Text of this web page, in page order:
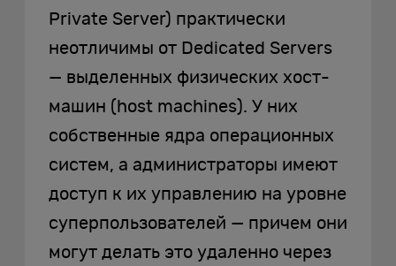
Private Server) практически
неотличимы от Dedicated Servers
— выделенных физических хост-
машин (host machines). У них
собственные ядра операционных
систем, а администраторы имеют
доступ к их управлению на уровне
суперпользователей — причем они
могут делать это удаленно через